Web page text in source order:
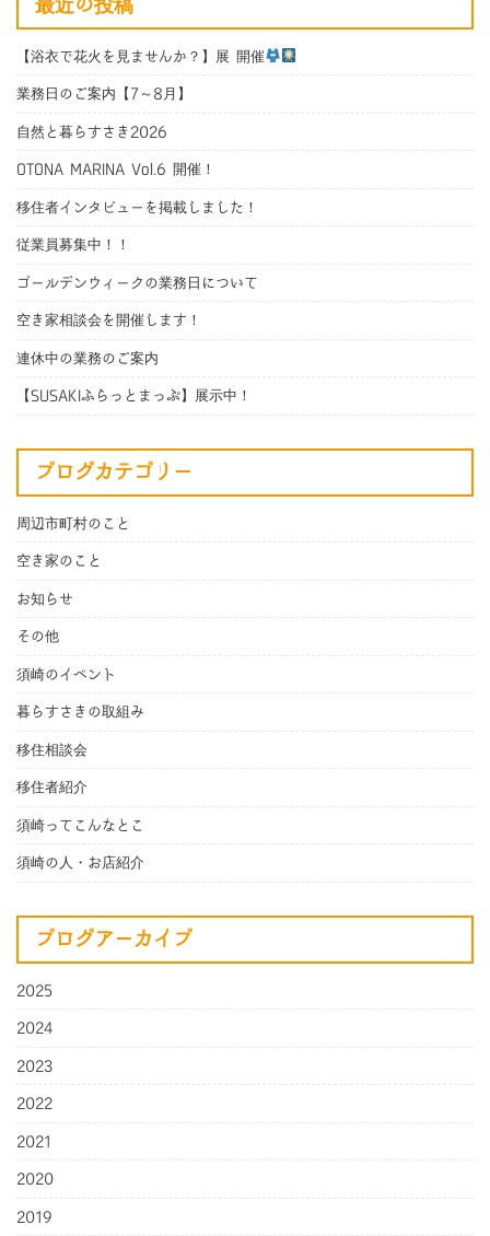
最近の投稿
【浴衣で花火を見ませんか？】展 開催
業務日のご案内【7～8月】
自然と暮らすさき2026
OTONA MARINA Vol.6 開催！
移住者インタビューを掲載しました！
従業員募集中！！
ゴールデンウィークの業務日について
空き家相談会を開催します！
連休中の業務のご案内
【SUSAKIふらっとまっぷ】展示中！
ブログカテゴリー
周辺市町村のこと
空き家のこと
お知らせ
その他
須崎のイベント
暮らすさきの取組み
移住相談会
移住者紹介
須崎ってこんなとこ
須崎の人・お店紹介
ブログアーカイブ
2025
2024
2023
2022
2021
2020
2019